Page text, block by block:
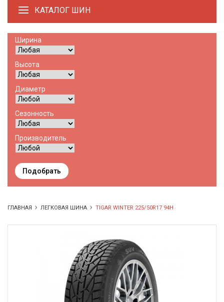
КАТАЛОГ ШИН
Ширина
Высота
Диаметр
Сезонность
Производитель
Подобрать
ГЛАВНАЯ ЛЕГКОВАЯ ШИНА TIGAR WINTER 225/50R17 94H